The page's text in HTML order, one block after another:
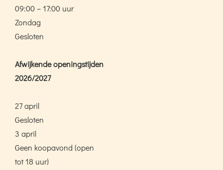
09:00 – 17:00 uur
Zondag
Gesloten
Afwijkende openingstijden
2026/2027
27 april
Gesloten
3 april
Geen koopavond (open
tot 18 uur)